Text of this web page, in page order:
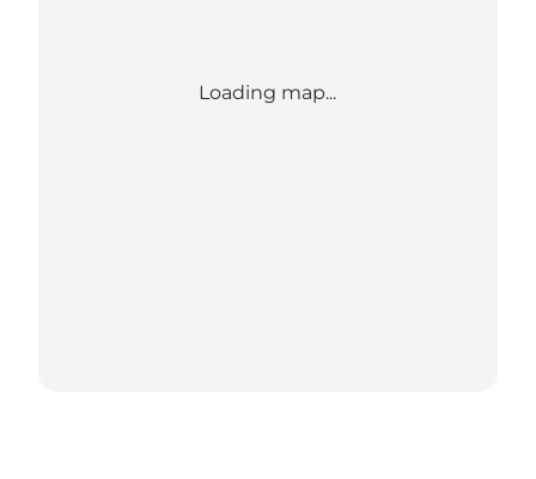
Loading map...